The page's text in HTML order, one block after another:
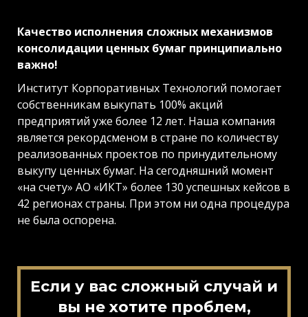
Качество исполнения сложных механизмов
консолидации ценных бумаг принципиально
важно!
Институт Корпоративных Технологий помогает
собственникам выкупать 100% акций
предприятий уже более 12 лет. Наша компания
является рекордсменом в стране по количеству
реализованных проектов по принудительному
выкупу ценных бумаг. На сегодняшний момент
«на счету» АО «ИКТ» более 130 успешных кейсов в
42 регионах страны. При этом ни одна процедура
не была оспорена.
Если у вас сложный случай и
вы не хотите проблем,